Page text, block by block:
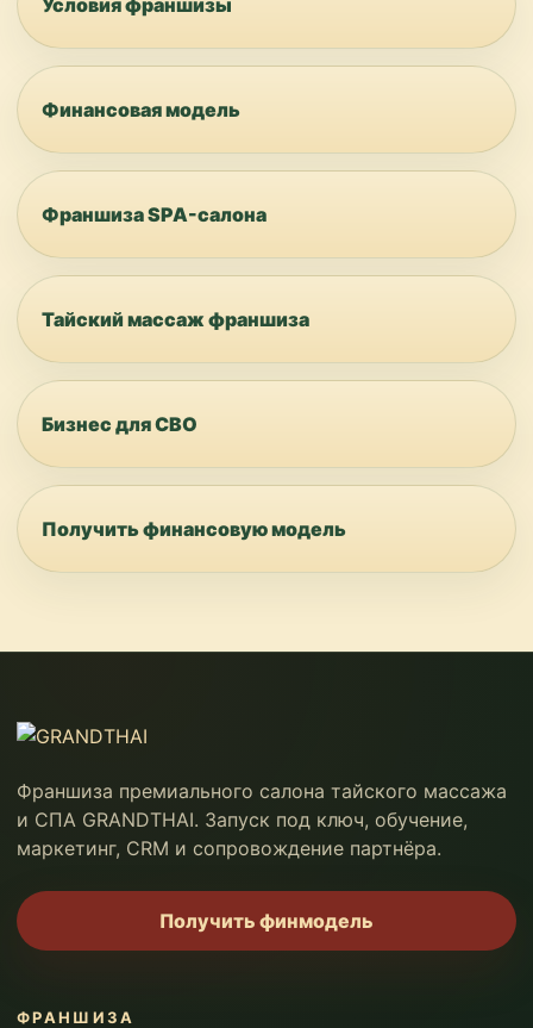
Условия франшизы
Финансовая модель
Франшиза SPA-салона
Тайский массаж франшиза
Бизнес для СВО
Получить финансовую модель
Франшиза премиального салона тайского массажа
и СПА GRANDTHAI. Запуск под ключ, обучение,
маркетинг, CRM и сопровождение партнёра.
Получить финмодель
ФРАНШИЗА